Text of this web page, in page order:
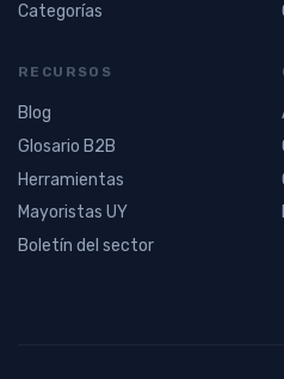
Categorías
RECURSOS
Blog
Glosario B2B
Herramientas
Mayoristas UY
Boletín del sector